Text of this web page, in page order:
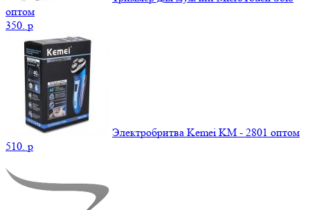
оптом
350. p
Электробритва Kemei KM - 2801 оптом
510. p